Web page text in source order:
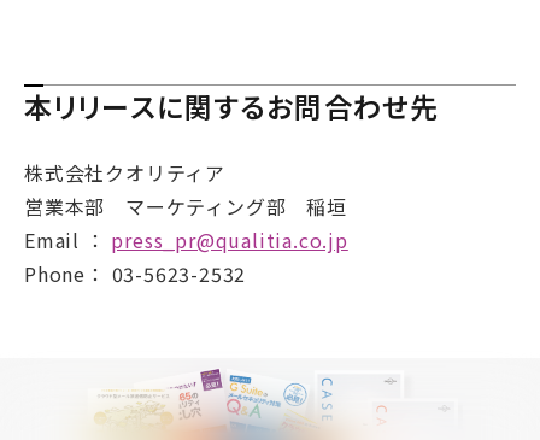
本リリースに関するお問合わせ先
株式会社クオリティア
営業本部 マーケティング部 稲垣
Email ： press_pr@qualitia.co.jp
Phone： 03-5623-2532